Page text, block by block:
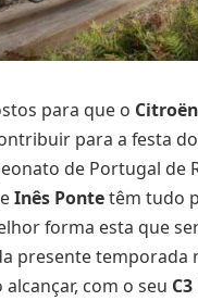
para que o
para a festa
de Portugal de
eInês Pontetêm tudo
forma esta que
presente temporada
com o seu